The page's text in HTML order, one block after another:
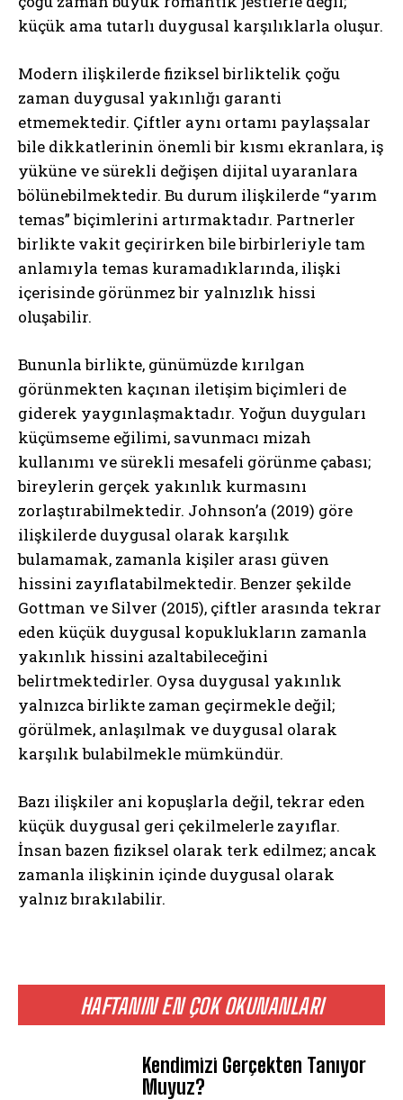
ABONE OL
HAFTANIN EN ÇOK OKUNANLARI
Kendimizi Gerçekten Tanıyor
Muyuz?
küçük ama tutarlı duygusal karşılıklarla oluşur.
Modern ilişkilerde fiziksel birliktelik çoğu
zaman duygusal yakınlığı garanti
etmemektedir. Çiftler aynı ortamı paylaşsalar
bile dikkatlerinin önemli bir kısmı ekranlara, iş
yüküne ve sürekli değişen dijital uyaranlara
bölünebilmektedir. Bu durum ilişkilerde “yarım
temas” biçimlerini artırmaktadır. Partnerler
birlikte vakit geçirirken bile birbirleriyle tam
anlamıyla temas kuramadıklarında, ilişki
içerisinde görünmez bir yalnızlık hissi
oluşabilir.
Bununla birlikte, günümüzde kırılgan
görünmekten kaçınan iletişim biçimleri de
giderek yaygınlaşmaktadır. Yoğun duyguları
küçümseme eğilimi, savunmacı mizah
kullanımı ve sürekli mesafeli görünme çabası;
bireylerin gerçek yakınlık kurmasını
zorlaştırabilmektedir. Johnson’a (2019) göre
ilişkilerde duygusal olarak karşılık
bulamamak, zamanla kişiler arası güven
hissini zayıflatabilmektedir. Benzer şekilde
Gottman ve Silver (2015), çiftler arasında tekrar
eden küçük duygusal kopuklukların zamanla
yakınlık hissini azaltabileceğini
belirtmektedirler. Oysa duygusal yakınlık
yalnızca birlikte zaman geçirmekle değil;
görülmek, anlaşılmak ve duygusal olarak
karşılık bulabilmekle mümkündür.
Bazı ilişkiler ani kopuşlarla değil, tekrar eden
küçük duygusal geri çekilmelerle zayıflar.
İnsan bazen fiziksel olarak terk edilmez; ancak
zamanla ilişkinin içinde duygusal olarak
yalnız bırakılabilir.